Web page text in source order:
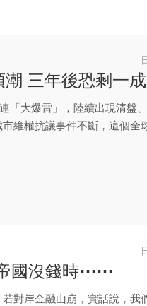
潮 三年後恐剩一成
「大爆雷」，陸續出現清盤
維權抗議事件不斷，這個全
國沒錢時⋯⋯
對岸金融山崩，實話說，我